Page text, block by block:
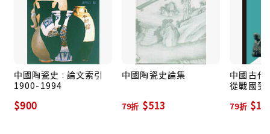
中國陶瓷史 : 論文索引
1900-1994
$900
中國陶瓷史論集
79折 $513
中國古代
從戰國到
79折